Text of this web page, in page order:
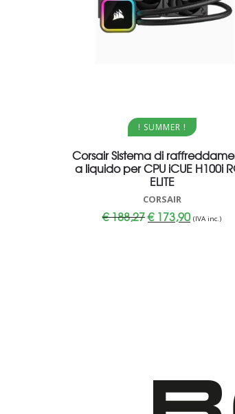
Aggiungi al carrello
! SUMMER !
Corsair Sistema di
a liquido per CPU iCUE H100i
ELITE
CORSAIR
€188,27Il
prezzo
€173,90Il
prezzo
(IVA inc.)